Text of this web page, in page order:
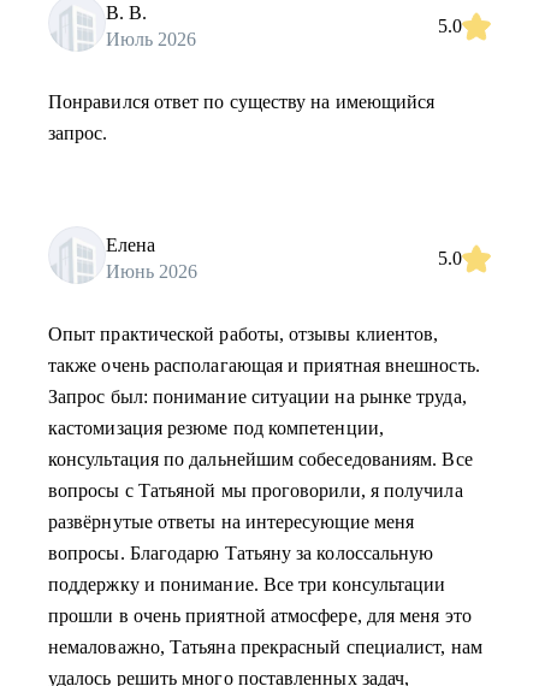
В. В.
Июль 2026
5.0
Понравился ответ по существу на имеющийся
запрос.
Елена
Июнь 2026
5.0
Опыт практической работы, отзывы клиентов,
также очень располагающая и приятная внешность.
Запрос был: понимание ситуации на рынке труда,
кастомизация резюме под компетенции,
консультация по дальнейшим собеседованиям. Все
вопросы с Татьяной мы проговорили, я получила
развёрнутые ответы на интересующие меня
вопросы. Благодарю Татьяну за колоссальную
поддержку и понимание. Все три консультации
прошли в очень приятной атмосфере, для меня это
немаловажно, Татьяна прекрасный специалист, нам
удалось решить много поставленных задач,